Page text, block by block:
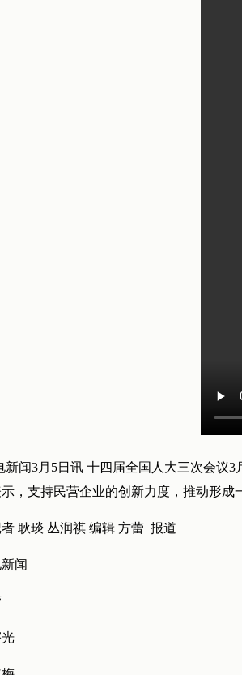
新闻3月5日讯 十四届全国人大三次会议
，支持民营企业的创新力度，推动形成
耿琰 丛润祺 编辑 方蕾 报道
闻